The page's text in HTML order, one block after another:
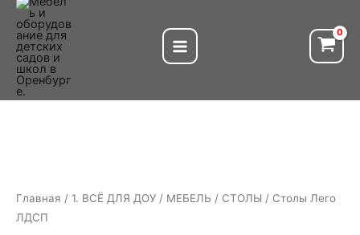
Перейти
содержимому
Главная / 1. ВСЁ ДЛЯ ДОУ / МЕБЕЛЬ / СТОЛЫ / Столы Лего
ЛДСП